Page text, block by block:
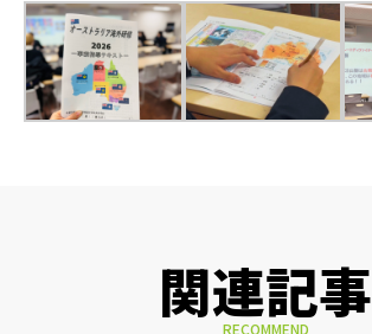
関連記事
RECOMMEND